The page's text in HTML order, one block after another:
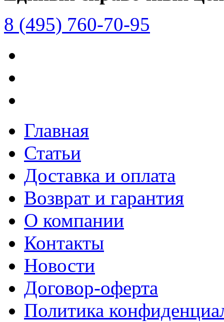
8 (495) 760-70-95
Главная
Статьи
Доставка и оплата
Возврат и гарантия
О компании
Контакты
Новости
Договор-оферта
Политика